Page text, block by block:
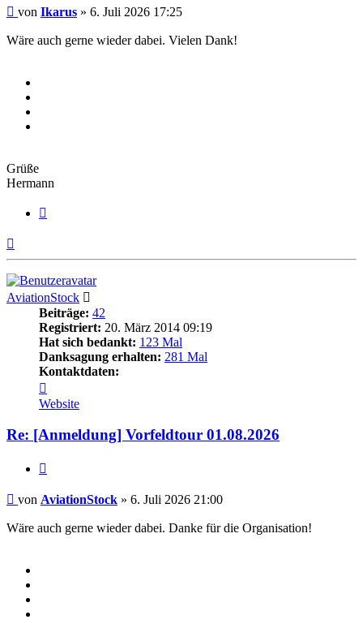
Beitrag
von Ikarus » 6. Juli 2026 17:25
Wäre auch gerne wieder dabei. Vielen Dank!
Grüße
Hermann
AviationStock
Beiträge: 42
Registriert: 20. März 2014 09:19
Hat sich bedankt: 123 Mal
Danksagung erhalten: 281 Mal
Kontaktdaten:
von
AviationStock
Website
Re: [Anmeldung] Vorfeldtour 01.08.2026
Beitrag
von AviationStock » 6. Juli 2026 21:00
Wäre auch gerne wieder dabei. Danke für die Organisation!